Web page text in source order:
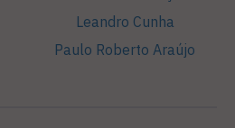
Leandro Cunha
Paulo Roberto Araújo